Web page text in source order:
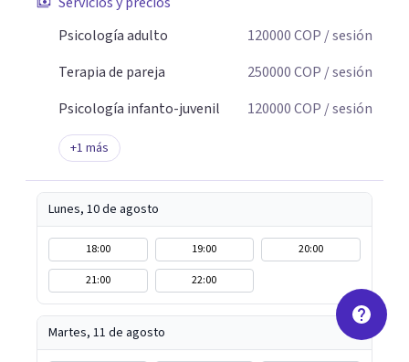
Psicología adulto
120000COP / sesión
Terapia de pareja
250000COP / sesión
Psicología infanto-juvenil
120000COP / sesión
+1 más
Lunes, 10 de agosto
18:00 19:00
20:00
21:00
22:00
Martes, 11 de agosto